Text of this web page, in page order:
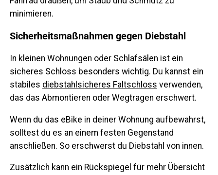
minimieren.
Sicherheitsmaßnahmen gegen Diebstahl
In kleinen Wohnungen oder Schlafsälen ist ein
sicheres Schloss besonders wichtig. Du kannst ein
stabiles diebstahlsicheres Faltschloss verwenden,
das das Abmontieren oder Wegtragen erschwert.
Wenn du das eBike in deiner Wohnung aufbewahrst,
solltest du es an einem festen Gegenstand
anschließen. So erschwerst du Diebstahl von innen.
Zusätzlich kann ein Rückspiegel für mehr Übersicht